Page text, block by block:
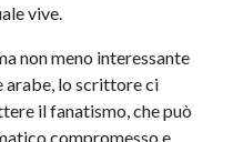
vive.
non meno interessante
arabe, lo scrittore ci
il fanatismo, che può
compromesso e